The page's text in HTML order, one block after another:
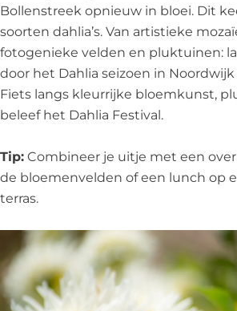
Bollenstreek opnieuw in bloei. Dit
soorten dahlia’s. Van artistieke
fotogenieke velden en pluktuinen:
door het Dahlia seizoen in
Fiets langs kleurrijke bloemkunst,
beleef het Dahlia Festival.
Tip: Combineer je uitje met een
de bloemenvelden of een lunch op
terras.